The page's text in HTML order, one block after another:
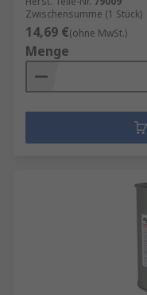
Zwischensumme (1 Stück)
14,69 €(ohne MwSt.)
Menge